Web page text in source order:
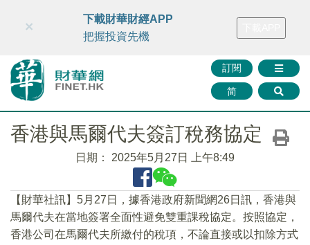
財華智庫網 FINTV FINMETA 財華證券 媒體矩陣
訂閱
简
×
下載財華財經APP
把握投資先機
香港與馬爾代夫簽訂稅務協定
日期： 2025年5月27日 上午8:49
【財華社訊】5月27日，據香港政府新聞網26日訊，香港與
馬爾代夫在當地簽署全面性避免雙重課稅協定。按照協定，
香港公司在馬爾代夫所繳付的稅項，不論直接或以扣除方式